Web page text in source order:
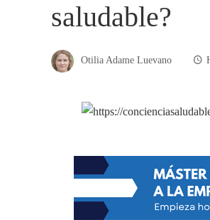
saludable?
Otilia Adame Luevano